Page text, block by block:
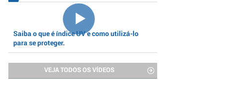
Saiba o que é índice UV e como utilizá-lo
para se proteger.
VEJA TODOS OS VÍDEOS